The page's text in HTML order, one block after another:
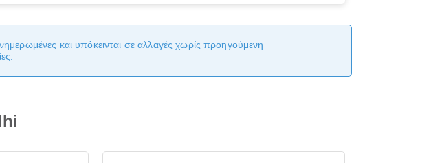
και υπόκεινται σε αλλαγές χωρίς προηγούμενη